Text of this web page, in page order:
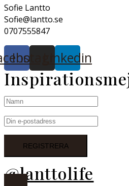
Sofie Lantto
Sofie@lantto.se
0707555847
InstagramLinkedin
@lanttolife